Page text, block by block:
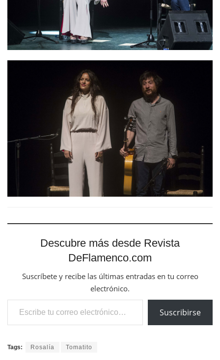
Descubre más desde Revista
DeFlamenco.com
Suscríbete y recibe las últimas entradas en tu correo
electrónico.
Escribe tu correo electrónico…
Suscribirse
Tags: Rosalía Tomatito